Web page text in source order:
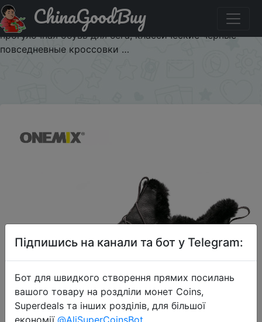
Купити по знижці $20/29 ONEMIX/Новинка; мужские
зимние ботинки; Теплые ботильоны на меху;
прогулочная обувь для бега; классические черные
повседневные кроссовки …
ChinaGoodBuy
Підпишись на канали та бот у Telegram:
Бот для швидкого створення прямих посилань
вашого товару на роздліли монет Coins,
Superdeals та інших розділів, для більшої
економії @AliSuperCoinsBot